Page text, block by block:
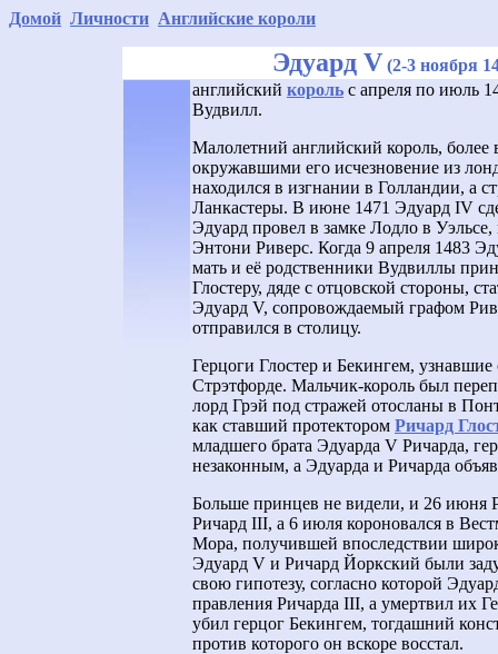
Домой Личности Английские короли
Эдуард V (2-3 ноября
английский король с апреля по июль
Вудвилл.
Малолетний английский король, более
окружавшими его исчезновение из
находился в изгнании в Голландии, а
Ланкастеры. В июне 1471 Эдуард IV
Эдуард провел в замке Лодло в Уэльсе,
Энтони Риверс. Когда 9 апреля 1483
мать и её родственники Вудвиллы
Глостеру, дяде с отцовской стороны,
Эдуард V, сопровождаемый графом
отправился в столицу.
Герцоги Глостер и Бекингем,
Стрэтфорде. Мальчик-король был
лорд Грэй под стражей отосланы в
как ставший протектором Ричард
младшего брата Эдуарда V Ричарда,
незаконным, а Эдуарда и Ричарда
Больше принцев не видели, и 26 июня
Ричард III, а 6 июля короновался в
Мора, получившей впоследствии
Эдуард V и Ричард Йоркский были
свою гипотезу, согласно которой
правления Ричарда III, а умертвил их
убил герцог Бекингем, тогдашний
против которого он вскоре восстал.